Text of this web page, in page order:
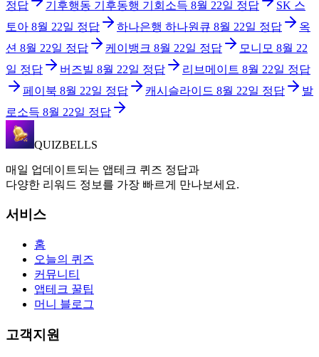
정답
기후행동 기후동행 기회소득 8월 22일 정답
SK 스
토아 8월 22일 정답 하나은행 하나원큐 8월 22일 정답
옥
션 8월 22일 정답 케이뱅크 8월 22일 정답 모니모 8월 22
일 정답 버즈빌 8월 22일 정답 리브메이트 8월 22일 정답
페이북 8월 22일 정답 캐시슬라이드 8월 22일 정답
발
로소득 8월 22일 정답
QUIZBELLS
매일 업데이트되는 앱테크 퀴즈 정답과
다양한 리워드 정보를 가장 빠르게 만나보세요.
서비스
홈
오늘의 퀴즈
커뮤니티
앱테크 꿀팁
머니 블로그
고객지원